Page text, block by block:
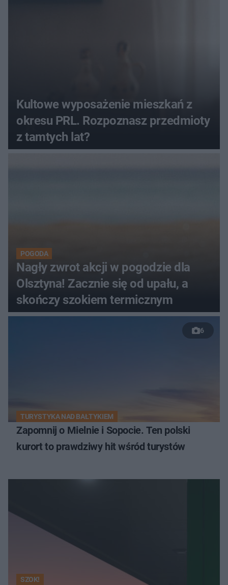
Kultowe wyposażenie mieszkań z
okresu PRL. Rozpoznasz przedmioty
z tamtych lat?
POGODA
Nagły zwrot akcji w pogodzie dla
Olsztyna! Zacznie się od upału, a
skończy szokiem termicznym
6
TURYSTYKA NAD BAŁTYKIEM
Zapomnij o Mielnie i Sopocie. Ten polski
kurort to prawdziwy hit wśród turystów
SZOK!